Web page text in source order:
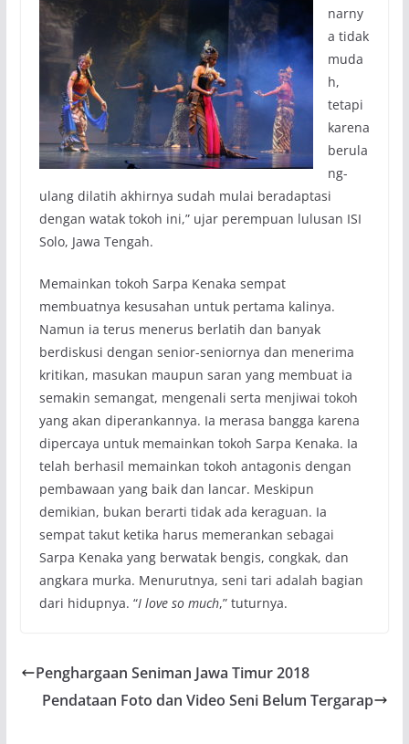
narny
a tidak
muda
h,
tetapi
karena
berula
ng-
ulang dilatih akhirnya sudah mulai beradaptasi
dengan watak tokoh ini,” ujar perempuan lulusan ISI
Solo, Jawa Tengah.
Memainkan tokoh Sarpa Kenaka sempat
membuatnya kesusahan untuk pertama kalinya.
Namun ia terus menerus berlatih dan banyak
berdiskusi dengan senior-seniornya dan menerima
kritikan, masukan maupun saran yang membuat ia
semakin semangat, mengenali serta menjiwai tokoh
yang akan diperankannya. Ia merasa bangga karena
dipercaya untuk memainkan tokoh Sarpa Kenaka. Ia
telah berhasil memainkan tokoh antagonis dengan
pembawaan yang baik dan lancar. Meskipun
demikian, bukan berarti tidak ada keraguan. Ia
sempat takut ketika harus memerankan sebagai
Sarpa Kenaka yang berwatak bengis, congkak, dan
angkara murka. Menurutnya, seni tari adalah bagian
dari hidupnya. “I love so much,” tuturnya.
Penghargaan Seniman Jawa Timur 2018
Pendataan Foto dan Video Seni Belum Tergarap